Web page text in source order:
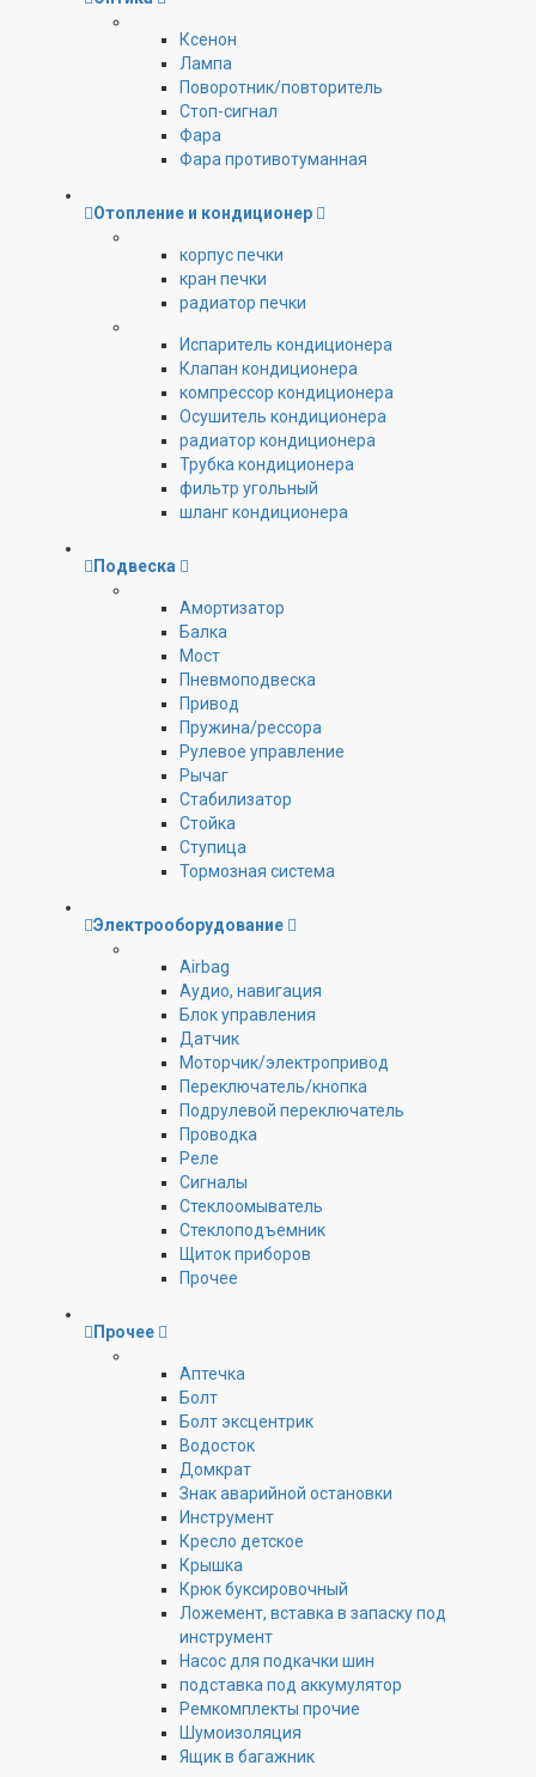
Ксенон
Лампа
Поворотник/повторитель
Стоп-сигнал
Фара
Фара противотуманная
Отопление и кондиционер
корпус печки
кран печки
радиатор печки
Испаритель кондиционера
Клапан кондиционера
компрессор кондиционера
Осушитель кондиционера
радиатор кондиционера
Трубка кондиционера
фильтр угольный
шланг кондиционера
Подвеска
Амортизатор
Балка
Мост
Пневмоподвеска
Привод
Пружина/рессора
Рулевое управление
Рычаг
Стабилизатор
Стойка
Ступица
Тормозная система
Электрооборудование
Airbag
Аудио, навигация
Блок управления
Датчик
Моторчик/электропривод
Переключатель/кнопка
Подрулевой переключатель
Проводка
Реле
Сигналы
Стеклоомыватель
Стеклоподъемник
Щиток приборов
Прочее
Прочее
Аптечка
Болт
Болт эксцентрик
Водосток
Домкрат
Знак аварийной остановки
Инструмент
Кресло детское
Крышка
Крюк буксировочный
Ложемент, вставка в запаску под
инструмент
Насос для подкачки шин
подставка под аккумулятор
Ремкомплекты прочие
Шумоизоляция
Ящик в багажник